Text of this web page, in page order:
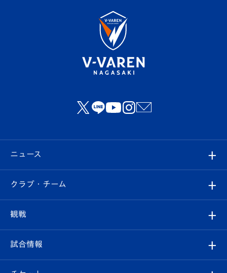
ニュース
すべて
クラブ
試合情報
クラブ・チーム
クラブ概要
観戦
観戦ルール
試合情報